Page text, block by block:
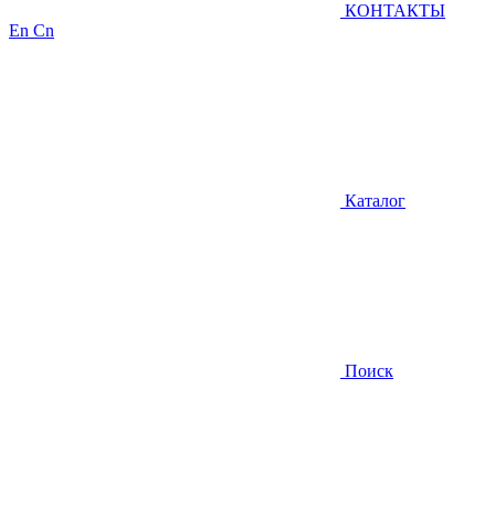
КОНТАКТЫ
En Cn
Каталог
Поиск